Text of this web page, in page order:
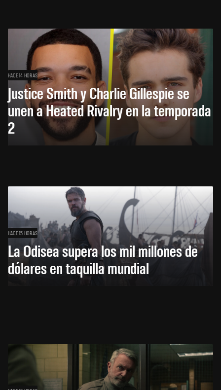
HACE 14 HORAS
Justice Smith y Charlie Gillespie se
unen a Heated Rivalry en la temporada
2
HACE 15 HORAS
La Odisea supera los mil millones de
dólares en taquilla mundial